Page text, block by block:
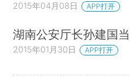
2015年04月08日 APP打开
湖南公安厅长孙建国
2015年01月30日 APP打开